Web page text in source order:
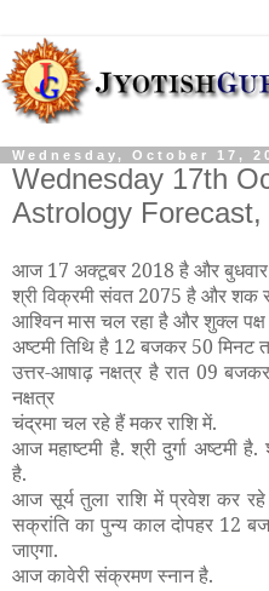
Wednesday, October 17,
Wednesday 17th
Astrology
आज 17 अक्टूबर 2018 है और बुधवार
श्री विक्रमी संवत 2075 है और शक
आश्विन मास चल रहा है और शुक्ल पक्ष
अष्टमी तिथि है 12 बजकर 50 मिनट
उत्तर-आषाढ़ नक्षत्र है रात 09
नक्षत्र
चंद्रमा चल रहे हैं मकर राशि में.
आज महाष्टमी है. श्री दुर्गा अष्टमी
है.
आज सूर्य तुला राशि में प्रवेश कर
सक्रांति का पुन्य काल दोपहर 12
जाएगा.
आज कावेरीसंक्रमणस्नान है.